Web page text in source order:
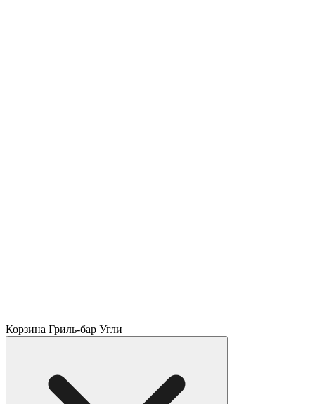
Корзина Гриль-бар Угли